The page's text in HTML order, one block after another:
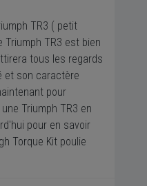
TR3 ( petit
TR3 est bien
tous les regards
et son caractère
pour
Triumph TR3 en
pour en savoir
Torque Kit poulie